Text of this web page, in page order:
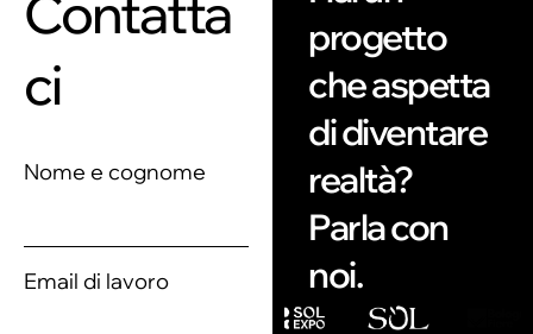
Contatta
ci
Nome e cognome
Email di lavoro
progetto
che aspetta
di diventare
realtà?
Parla con
noi.